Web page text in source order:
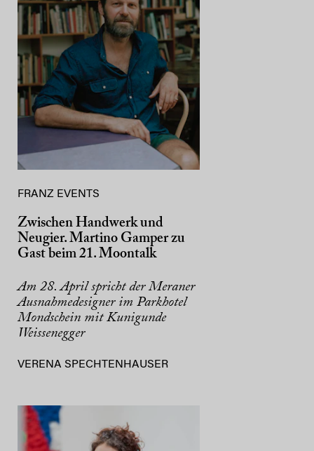
FRANZ EVENTS
Zwischen Handwerk und
Neugier. Martino Gamper zu
Gast beim 21. Moontalk
Am 28. April spricht der Meraner
Ausnahmedesigner im Parkhotel
Mondschein mit Kunigunde
Weissenegger
VERENA SPECHTENHAUSER